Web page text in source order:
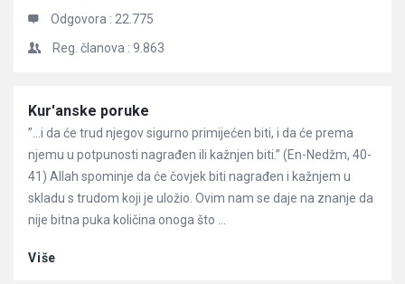
Odgovora : 22.775
Reg. članova : 9.863
Članci
Kur'anske poruke
”…i da će trud njegov sigurno primijećen biti, i da će prema
njemu u potpunosti nagrađen ili kažnjen biti.” (En-Nedžm, 40-
41) Allah spominje da će čovjek biti nagrađen i kažnjem u
skladu s trudom koji je uložio. Ovim nam se daje na znanje da
nije bitna puka količina onoga što ...
Više